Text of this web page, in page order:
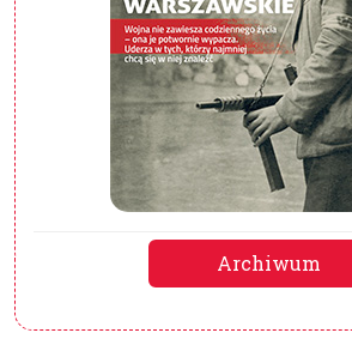
Archiwum